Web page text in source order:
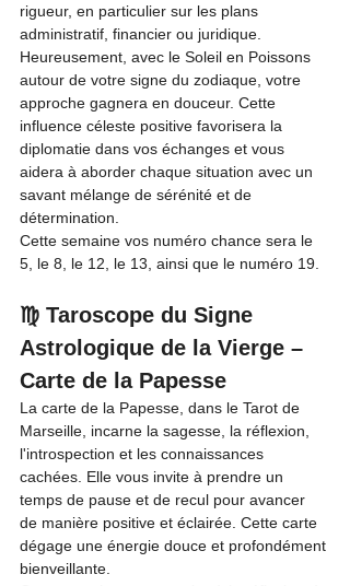
rigueur, en particulier sur les plans
administratif, financier ou juridique.
Heureusement, avec le Soleil en Poissons
autour de votre signe du zodiaque, votre
approche gagnera en douceur. Cette
influence céleste positive favorisera la
diplomatie dans vos échanges et vous
aidera à aborder chaque situation avec un
savant mélange de sérénité et de
détermination.
Cette semaine vos numéro chance sera le
5, le 8, le 12, le 13, ainsi que le numéro 19.
♍ Taroscope du Signe
Astrologique de la Vierge –
Carte de la Papesse
La carte de la Papesse, dans le Tarot de
Marseille, incarne la sagesse, la réflexion,
l'introspection et les connaissances
cachées. Elle vous invite à prendre un
temps de pause et de recul pour avancer
de manière positive et éclairée. Cette carte
dégage une énergie douce et profondément
bienveillante.